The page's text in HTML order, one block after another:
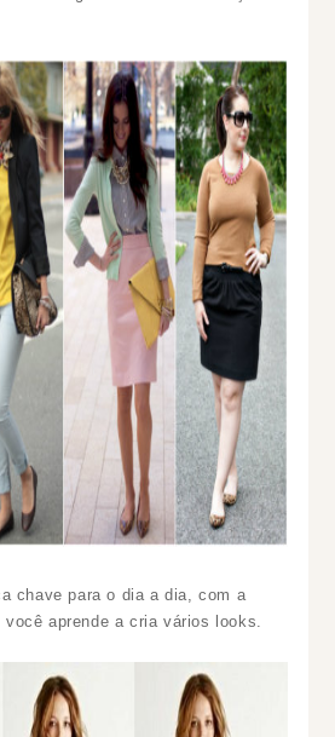
chave para o dia a dia, com a
aprende a cria vários looks.